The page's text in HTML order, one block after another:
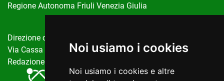
Noi usiamo i cookies
Noi usiamo i cookies e altre
Regione Autonoma Friuli Venezia Giulia
Direzione centrale salute, politiche sociali e disabilità
Via Cassa di Risparmio, 10 Trieste
Redazione del portale: